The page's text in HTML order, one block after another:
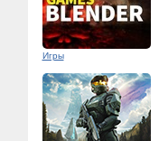
Игры